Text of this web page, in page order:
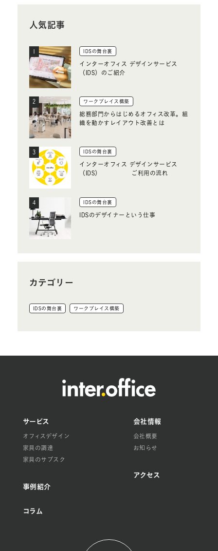
人気記事
IDSの舞台裏
インターオフィス デザインサービス
（IDS）のご紹介
ワークプレイス構築
総務部門からはじめるオフィス改革。組
織を動かすレイアウト改善とは
IDSの舞台裏
インターオフィス デザインサービス
（IDS） ご利用の流れ
IDSの舞台裏
IDSのデザイナーという仕事
カテゴリー
IDSの舞台裏 ワークプレイス構築
サービス
オフィスデザイン
家具の調達
家具のサブスク
事例紹介
コラム
会社情報
会社概要
お知らせ
アクセス